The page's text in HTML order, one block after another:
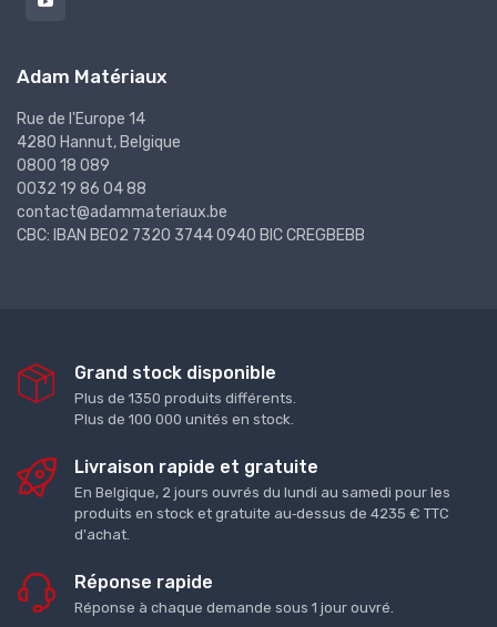
Adam Matériaux
Rue de l'Europe 14
4280 Hannut, Belgique
0800 18 089
0032 19 86 04 88
contact@adammateriaux.be
CBC: IBAN BE02 7320 3744 0940 BIC CREGBEBB
Grand stock disponible
Plus de 1350 produits différents.
Plus de 100 000 unités en stock.
Livraison rapide et gratuite
En Belgique, 2 jours ouvrés du lundi au samedi pour les
produits en stock et gratuite au‑dessus de 4235 € TTC
d'achat.
Réponse rapide
Réponse à chaque demande sous 1 jour ouvré.